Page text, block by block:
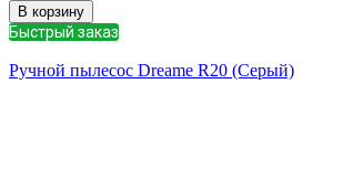
В корзину
Быстрый заказ
Ручной пылесос Dreame R20 (Серый)